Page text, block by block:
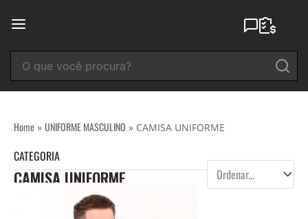
para
conteúdo
Home » UNIFORME MASCULINO » CAMISA UNIFORME
CATEGORIA
CAMISA UNIFORME